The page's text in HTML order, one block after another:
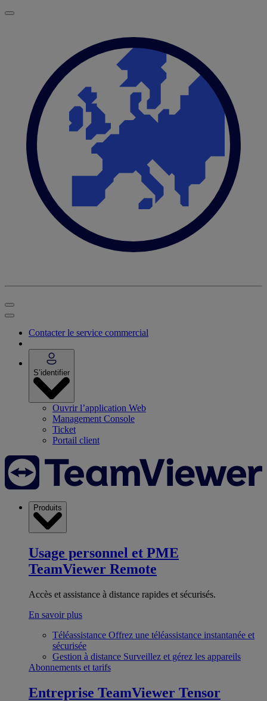
Contacter le service commercial
S’identifier
Ouvrir l’application Web
Management Console
Ticket
Portail client
Produits
Usage personnel et PME
TeamViewer Remote
Accès et assistance à distance rapides et sécurisés.
En savoir plus
Téléassistance Offrez une téléassistance instantanée et
sécurisée
Gestion à distance Surveillez et gérez les appareils
Abonnements et tarifs
Entreprise TeamViewer Tensor